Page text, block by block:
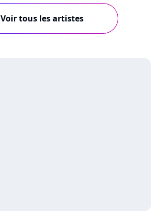
Voir tous les artistes